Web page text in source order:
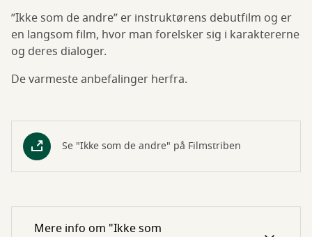
”Ikke som de andre” er instruktørens debutfilm og er
en langsom film, hvor man forelsker sig i karaktererne
og deres dialoger.
De varmeste anbefalinger herfra.
Se "Ikke som de andre" på Filmstriben
Mere info om "Ikke som